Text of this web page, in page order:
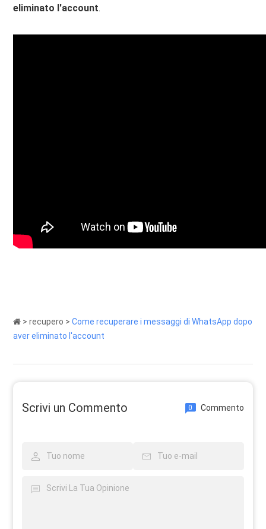
eliminato l'account.
>recupero >Come recuperare i messaggi di WhatsApp dopo
aver eliminato l'account
Scrivi un Commento 0 Commento